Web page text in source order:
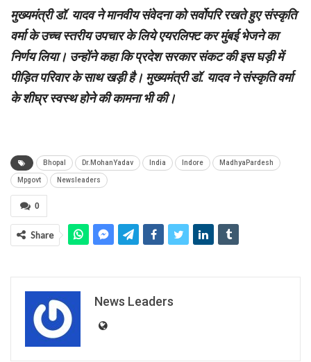
मुख्यमंत्री डॉ. यादव ने मानवीय संवेदना को सर्वोपरि रखते हुए संस्कृति
वर्मा के उच्च स्तरीय उपचार के लिये एयरलिफ्ट कर मुंबई भेजने का
निर्णय लिया। उन्होंने कहा कि प्रदेश सरकार संकट की इस घड़ी में
पीड़ित परिवार के साथ खड़ी है। मुख्यमंत्री डॉ. यादव ने संस्कृति वर्मा
के शीघ्र स्वस्थ होने की कामना भी की।
Bhopal Dr.MohanYadav India Indore MadhyaPardesh
Mpgovt Newsleaders
0
Share
News Leaders